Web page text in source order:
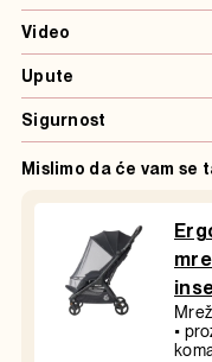
Video
Upute
Sigurnost
Mislimo da će vam se
•